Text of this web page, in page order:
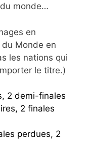
monde…
en
Monde en
les nations qui
le titre.)
2 demi-finales
2 finales
perdues, 2